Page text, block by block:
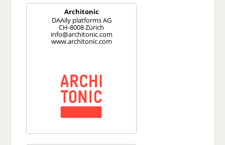
Architonic
DAAily platforms AG
CH-8008 Zürich
info@architonic.com
www.architonic.com